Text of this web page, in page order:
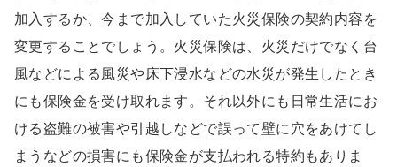
加入するか、今まで加入していた火災保険の契約内容を
変更することでしょう。火災保険は、火災だけでなく台
風などによる風災や床下浸水などの水災が発生したとき
にも保険金を受け取れます。それ以外にも日常生活にお
ける盗難の被害や引越しなどで誤って壁に穴をあけてし
まうなどの損害にも保険金が支払われる特約もありま